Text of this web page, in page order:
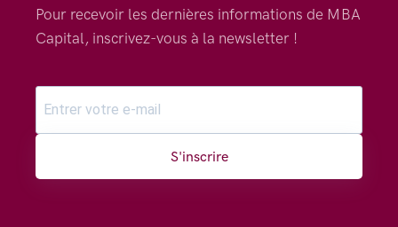
Pour recevoir les dernières informations de MBA
Capital, inscrivez-vous à la newsletter !
S'inscrire